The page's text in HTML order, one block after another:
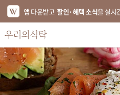
앱 다운받고 할인·혜택 소식을 실시
스토
에디터